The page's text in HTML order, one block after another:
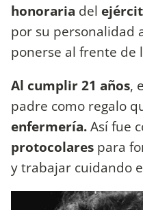
honoraria del
por su personalidad
ponerse al frente de
Al cumplir 21 años,
padre como regalo
enfermería.Así fue
protocolares para
y trabajar cuidando